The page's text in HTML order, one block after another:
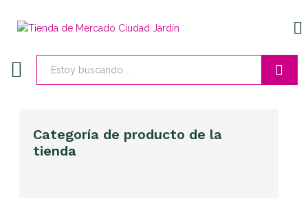
Categoría de producto de la
tienda